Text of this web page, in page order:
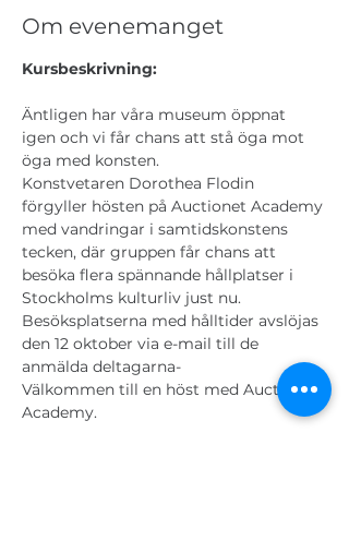
Om evenemanget
Kursbeskrivning:
Äntligen har våra museum öppnat
igen och vi får chans att stå öga mot
öga med konsten.
Konstvetaren Dorothea Flodin
förgyller hösten på Auctionet Academy
med vandringar i samtidskonstens
tecken, där gruppen får chans att
besöka flera spännande hållplatser i
Stockholms kulturliv just nu.
Besöksplatserna med hålltider avslöjas
den 12 oktober via e-mail till de
anmälda deltagarna-
Välkommen till en höst med Auctionet
Academy.